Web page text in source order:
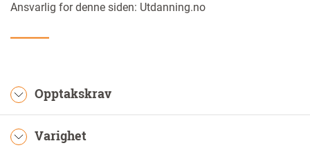
Ansvarlig for denne siden: Utdanning.no
Opptakskrav
Varighet